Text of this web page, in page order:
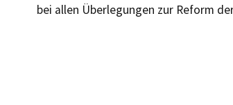
bei allen Überlegungen zur Reform